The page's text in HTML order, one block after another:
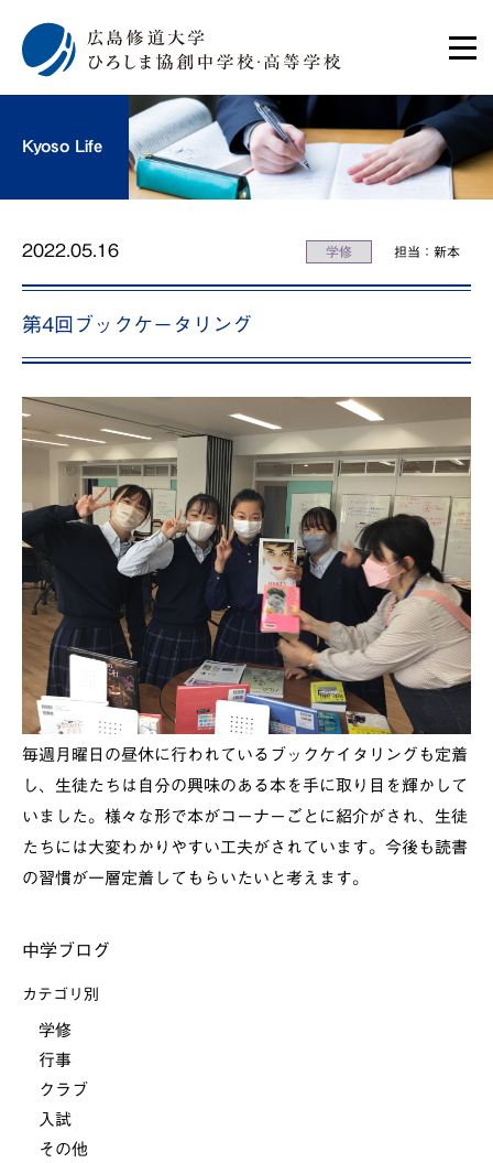
Kyoso Life
2022.05.16 学修 担当：新本
第4回ブックケータリング
毎週月曜日の昼休に行われているブックケイタリングも定着
し、生徒たちは自分の興味のある本を手に取り目を輝かして
いました。様々な形で本がコーナーごとに紹介がされ、生徒
たちには大変わかりやすい工夫がされています。今後も読書
の習慣が一層定着してもらいたいと考えます。
中学ブログ
カテゴリ別
学修
行事
クラブ
入試
その他